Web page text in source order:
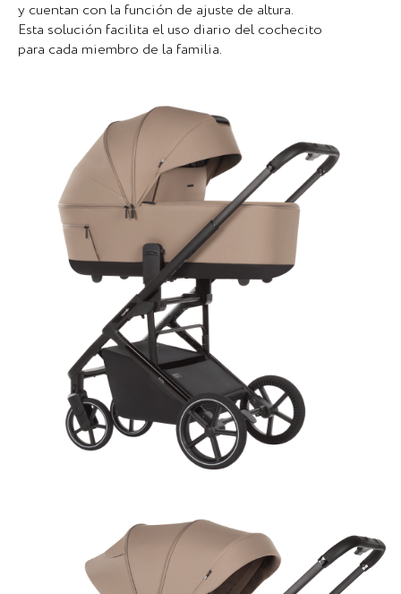
y cuentan con la función de ajuste de altura.
Esta solución facilita el uso diario del cochecito
para cada miembro de la familia.